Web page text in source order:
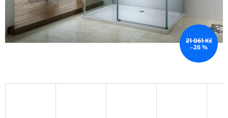
21 061 Kč
–26 %